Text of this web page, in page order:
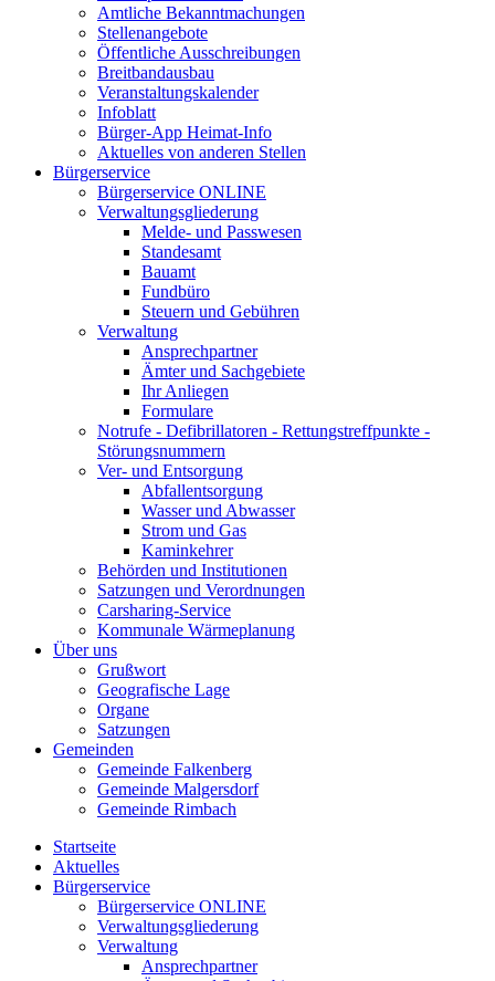
Amtliche Bekanntmachungen
Stellenangebote
Öffentliche Ausschreibungen
Breitbandausbau
Veranstaltungskalender
Infoblatt
Bürger-App Heimat-Info
Aktuelles von anderen Stellen
Bürgerservice
Bürgerservice ONLINE
Verwaltungsgliederung
Melde- und Passwesen
Standesamt
Bauamt
Fundbüro
Steuern und Gebühren
Verwaltung
Ansprechpartner
Ämter und Sachgebiete
Ihr Anliegen
Formulare
Notrufe - Defibrillatoren - Rettungstreffpunkte -
Störungsnummern
Ver- und Entsorgung
Abfallentsorgung
Wasser und Abwasser
Strom und Gas
Kaminkehrer
Behörden und Institutionen
Satzungen und Verordnungen
Carsharing-Service
Kommunale Wärmeplanung
Über uns
Grußwort
Geografische Lage
Organe
Satzungen
Gemeinden
Gemeinde Falkenberg
Gemeinde Malgersdorf
Gemeinde Rimbach
Startseite
Aktuelles
Bürgerservice
Bürgerservice ONLINE
Verwaltungsgliederung
Verwaltung
Ansprechpartner